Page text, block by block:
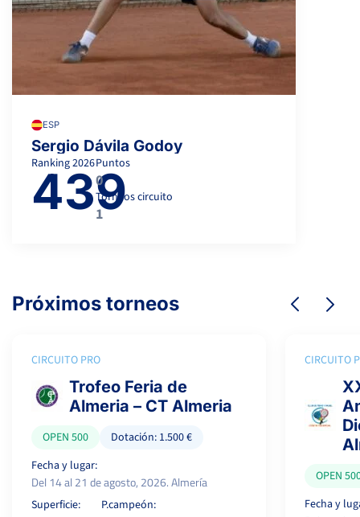
ESP
Sergio Dávila Godoy
Ranking2026
439
Puntos
0
Torneos circuito
1
Próximos torneos
CIRCUITO PRO
Trofeo Feria de
Almeria – CT Almeria
OPEN 500
Dotación: 1.500 €
Fecha y lugar:
Del 14 al 21 de agosto, 2026. Almería
Superficie: P.campeón:
CIRCUITO
OPEN
Fecha y